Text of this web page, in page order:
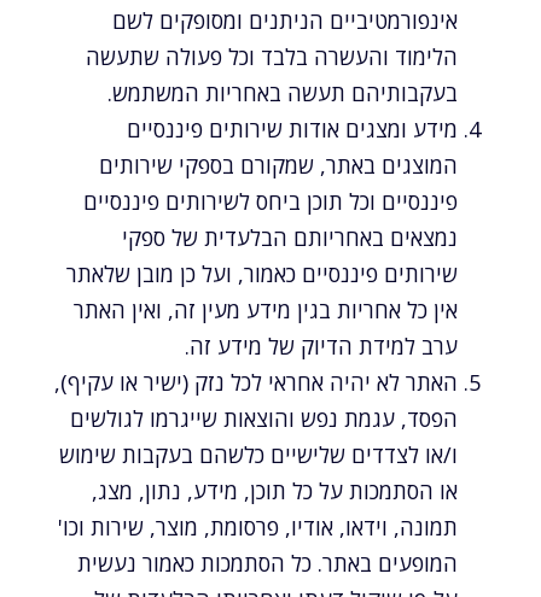
אינפורמטיביים הניתנים ומסופקים לשם
הלימוד והעשרה בלבד וכל פעולה שתעשה
בעקבותיהם תעשה באחריות המשתמש.
מידע ומצגים אודות שירותים פיננסיים
המוצגים באתר, שמקורם בספקי שירותים
פיננסיים וכל תוכן ביחס לשירותים פיננסיים
נמצאים באחריותם הבלעדית של ספקי
שירותים פיננסיים כאמור, ועל כן מובן שלאתר
אין כל אחריות בגין מידע מעין זה, ואין האתר
ערב למידת הדיוק של מידע זה.
האתר לא יהיה אחראי לכל נזק (ישיר או עקיף),
הפסד, עגמת נפש והוצאות שייגרמו לגולשים
ו/או לצדדים שלישיים כלשהם בעקבות שימוש
או הסתמכות על כל תוכן, מידע, נתון, מצג,
תמונה, וידאו, אודיו, פרסומת, מוצר, שירות וכו'
המופעים באתר. כל הסתמכות כאמור נעשית